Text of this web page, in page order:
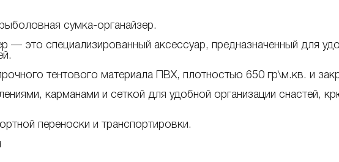
сумка-органайзер.
— это специализированный аксессуар, предназначенный для
тентового материала ПВХ, плотностью 650 гр\м.кв. и
карманами и сеткой для удобной организации снастей,
переноски и транспортировки.